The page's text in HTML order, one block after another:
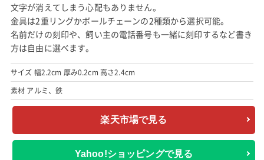
文字が消えてしまう心配もありません。
金具は2重リングかボールチェーンの2種類から選択可能。
名前だけの刻印や、飼い主の電話番号も一緒に刻印するなど書き
方は自由に選べます。
サイズ 幅2.2cm 厚み0.2cm 高さ2.4cm
素材 アルミ、鉄
楽天市場で見る
Yahoo!ショッピングで見る